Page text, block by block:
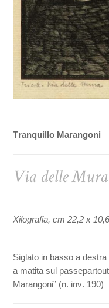
Tranquillo Marangoni
Via delle Mura
Xilografia, cm 22,2 x 10,6
Siglato in basso a
a matita sul
Marangoni” (n. inv. 190)